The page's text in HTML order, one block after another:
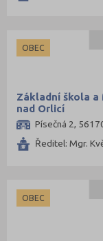
OBEC
Základní škola a
nad Orlicí
Písečná 2,
Ředitel: Mgr.
OBEC